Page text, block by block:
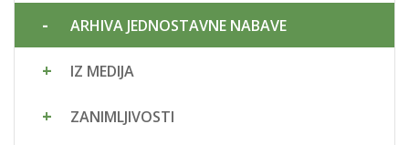
ARHIVA JEDNOSTAVNE NABAVE
IZ MEDIJA
ZANIMLJIVOSTI